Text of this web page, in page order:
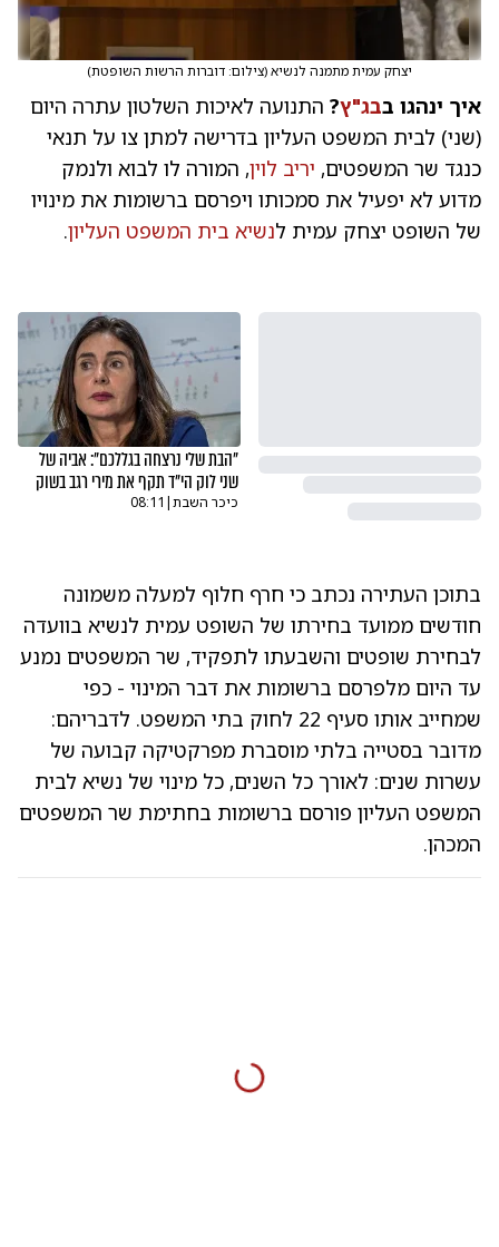
יצחק עמית מתמנה לנשיא (צילום: דוברות הרשות השופטת)
איך ינהגו בבג"ץ? התנועה לאיכות השלטון עתרה היום
(שני) לבית המשפט העליון בדרישה למתן צו על תנאי
כנגד שר המשפטים, יריב לוין, המורה לו לבוא ולנמק
מדוע לא יפעיל את סמכותו ויפרסם ברשומות את מינויו
של השופט יצחק עמית לנשיא בית המשפט העליון.
"הבת שלי נרצחה בגללכם": אביה של
שני לוק הי"ד תקף את מירי רגב בשוק
כיכר השבת|
08:11
בתוכן העתירה נכתב כי חרף חלוף למעלה משמונה
חודשים ממועד בחירתו של השופט עמית לנשיא בוועדה
לבחירת שופטים והשבעתו לתפקיד, שר המשפטים נמנע
עד היום מלפרסם ברשומות את דבר המינוי - כפי
שמחייב אותו סעיף 22 לחוק בתי המשפט. לדבריהם:
מדובר בסטייה בלתי מוסברת מפרקטיקה קבועה של
עשרות שנים: לאורך כל השנים, כל מינוי של נשיא לבית
המשפט העליון פורסם ברשומות בחתימת שר המשפטים
המכהן.